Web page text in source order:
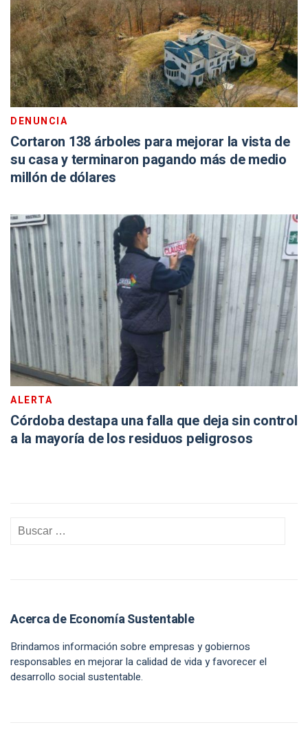
DENUNCIA
Cortaron 138 árboles para mejorar la vista de
su casa y terminaron pagando más de medio
millón de dólares
ALERTA
Córdoba destapa una falla que deja sin control
a la mayoría de los residuos peligrosos
Acerca de Economía Sustentable
Brindamos información sobre empresas y gobiernos
responsables en mejorar la calidad de vida y favorecer el
desarrollo social sustentable.